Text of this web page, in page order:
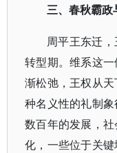
三、春秋霸政
周平王东迁
转型期。维系这
渐松弛，王权从
种名义性的礼制
数百年的发展，
化，一些位于关